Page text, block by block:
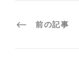
前の記事